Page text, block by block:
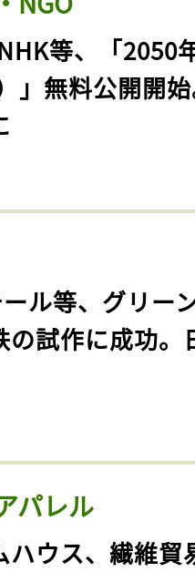
等、「2050
」無料公開開
ール等、グリー
の試作に成功。
パレル
ハウス、繊維貿